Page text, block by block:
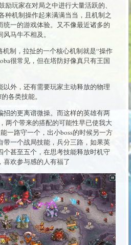
玩家在对局之中进行大量活跃的、
种机制操作起来满满当当，且机制之
统一的游戏体验。又不像最近诸多的
马牛不相及。
机制，拉扯的一个核心机制就是“操作
很常见，但在塔防好像真只有王国
外，还有需要玩家主动释放的物理
各类技能。
招的更离谱微操。而这样的英雄有两
两个带来的搭配的可能性早已使我大
一路守一个，出小boss的时候另一方
带一个战局技能，兵分三路，如果英
个甚至五个，在思考技能释放时机守
喜欢参与感的人有福了